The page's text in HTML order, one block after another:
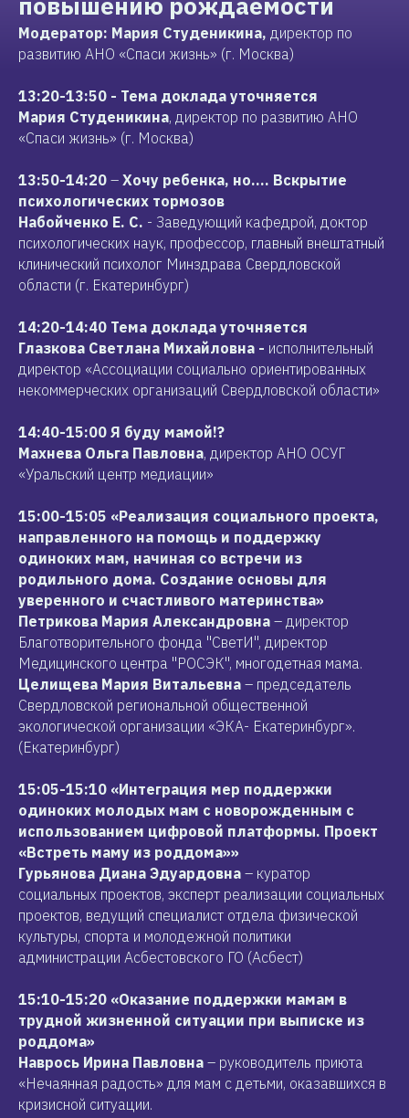
Модератор: Мария Студеникина, директор по
развитию АНО «Спаси жизнь» (г. Москва)
13:20-13:50 - Тема доклада уточняется
Мария Студеникина, директор по развитию АНО
«Спаси жизнь» (г. Москва)
13:50-14:20 – Хочу ребенка, но…. Вскрытие
психологических тормозов
Набойченко Е. С. - Заведующий кафедрой, доктор
психологических наук, профессор, главный внештатный
клинический психолог Минздрава Свердловской
области (г. Екатеринбург)
14:20-14:40 Тема доклада уточняется
Глазкова Светлана Михайловна - исполнительный
директор «Ассоциации социально ориентированных
некоммерческих организаций Свердловской области»
14:40-15:00 Я буду мамой!?
Махнева Ольга Павловна, директор АНО ОСУГ
«Уральский центр медиации»
15:00-15:05 «Реализация социального проекта,
направленного на помощь и поддержку
одиноких мам, начиная со встречи из
родильного дома. Создание основы для
уверенного и счастливого материнства»
Петрикова Мария Александровна – директор
Благотворительного фонда "СветИ", директор
Медицинского центра "РОСЭК", многодетная мама.
Целищева Мария Витальевна – председатель
Свердловской региональной общественной
экологической организации «ЭКА- Екатеринбург».
(Екатеринбург)
15:05-15:10 «Интеграция мер поддержки
одиноких молодых мам с новорожденным с
использованием цифровой платформы. Проект
«Встреть маму из роддома»»
Гурьянова Диана Эдуардовна – куратор
социальных проектов, эксперт реализации социальных
проектов, ведущий специалист отдела физической
культуры, спорта и молодежной политики
администрации Асбестовского ГО (Асбест)
15:10-15:20 «Оказание поддержки мамам в
трудной жизненной ситуации при выписке из
роддома»
Наврось Ирина Павловна – руководитель приюта
«Нечаянная радость» для мам с детьми, оказавшихся в
кризисной ситуации.